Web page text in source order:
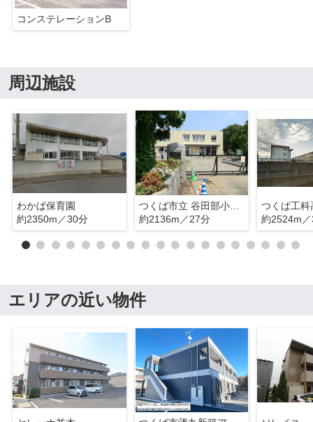
コンステレーションB
周辺施設
わかば保育園
約2350m／30分
つくば市立 谷田部小学校
約2136m／27分
つくば工科
約2524m
エリアの近い物件